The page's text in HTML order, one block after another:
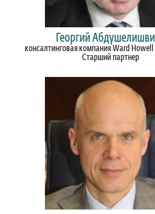
Георгий
консалтинговая компания Ward
Старший партнер